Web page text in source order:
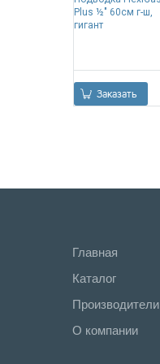
Plus ½" 60см г-ш,
гигант
Заказать
Главная
Каталог
Производители
О компании